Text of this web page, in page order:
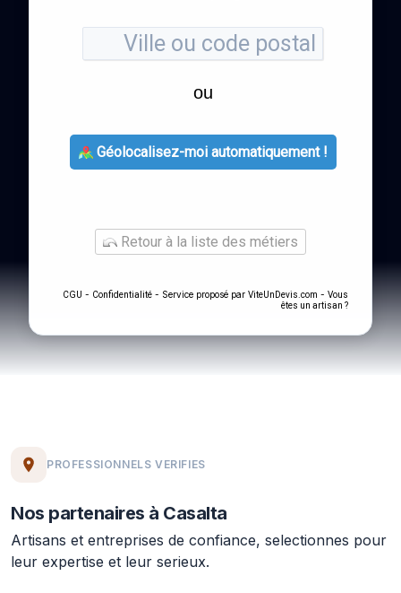
ou
Géolocalisez-moi automatiquement !
Retour à la liste des métiers
CGU - Confidentialité - Service proposé par ViteUnDevis.com - Vous
êtes un artisan ?
PROFESSIONNELS VERIFIES
Nos partenaires à Casalta
Artisans et entreprises de confiance, selectionnes pour
leur expertise et leur serieux.